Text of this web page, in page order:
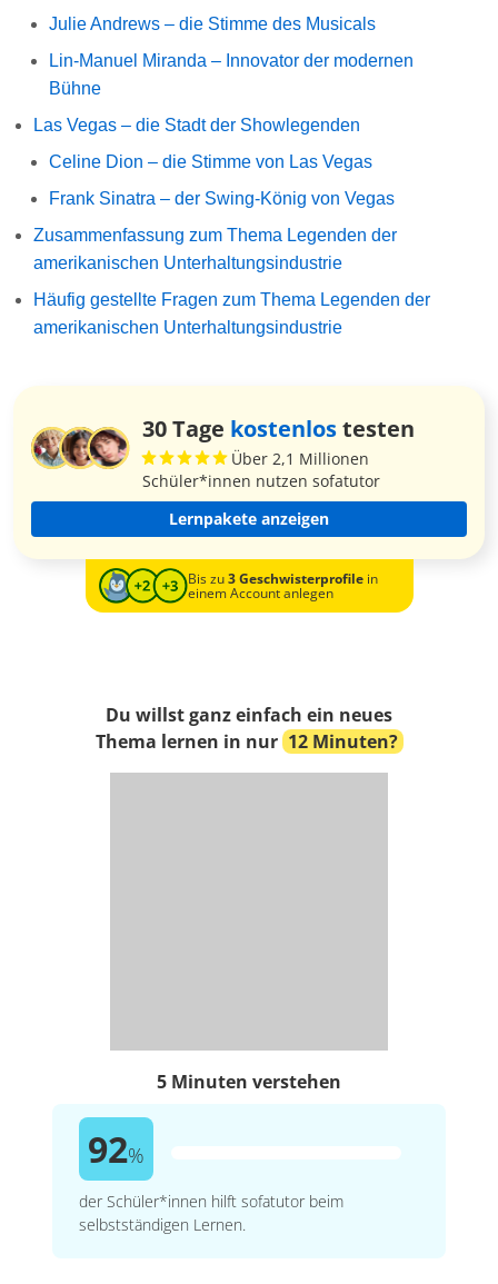
Julie Andrews – die Stimme des Musicals
Lin-Manuel Miranda – Innovator der modernen
Bühne
Las Vegas – die Stadt der Showlegenden
Celine Dion – die Stimme von Las Vegas
Frank Sinatra – der Swing-König von Vegas
Zusammenfassung zum Thema Legenden der
amerikanischen Unterhaltungsindustrie
Häufig gestellte Fragen zum Thema Legenden der
amerikanischen Unterhaltungsindustrie
30 Tage kostenlostesten
Über 2,1 Millionen
Schüler*innen nutzen sofatutor
Lernpakete anzeigen
Bis zu3 Geschwisterprofilein
einem Account anlegen
Du willst ganz einfach ein neues
Thema lernen in nur 12 Minuten?
5 Minuten verstehen
92%
der Schüler*innen hilft sofatutor beim
selbstständigen Lernen.